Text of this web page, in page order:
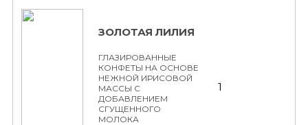
ЗОЛОТАЯ ЛИЛИЯ
ГЛАЗИРОВАННЫЕ
КОНФЕТЫ НА ОСНОВЕ
НЕЖНОЙ ИРИСОВОЙ
МАССЫ С
ДОБАВЛЕНИЕМ
СГУЩЕННОГО
МОЛОКА
1